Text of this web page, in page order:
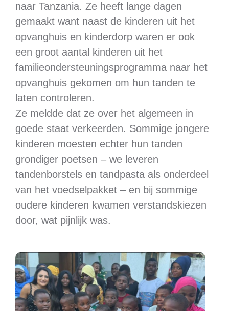
naar Tanzania. Ze heeft lange dagen
gemaakt want naast de kinderen uit het
opvanghuis en kinderdorp waren er ook
een groot aantal kinderen uit het
familieondersteuningsprogramma naar het
opvanghuis gekomen om hun tanden te
laten controleren.
Ze meldde dat ze over het algemeen in
goede staat verkeerden. Sommige jongere
kinderen moesten echter hun tanden
grondiger poetsen – we leveren
tandenborstels en tandpasta als onderdeel
van het voedselpakket – en bij sommige
oudere kinderen kwamen verstandskiezen
door, wat pijnlijk was.